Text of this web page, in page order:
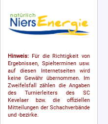
Hinweis: Für die Richtigkeit von
Ergebnissen, Spielterminen usw.
auf diesen Internetseiten wird
keine Gewähr übernommen. Im
Zweifelsfall zählen die Angaben
des Turnierleiters des SC
Kevelaer bzw. die offiziellen
Mitteilungen der Schach­ver­bände
und -bezirke.